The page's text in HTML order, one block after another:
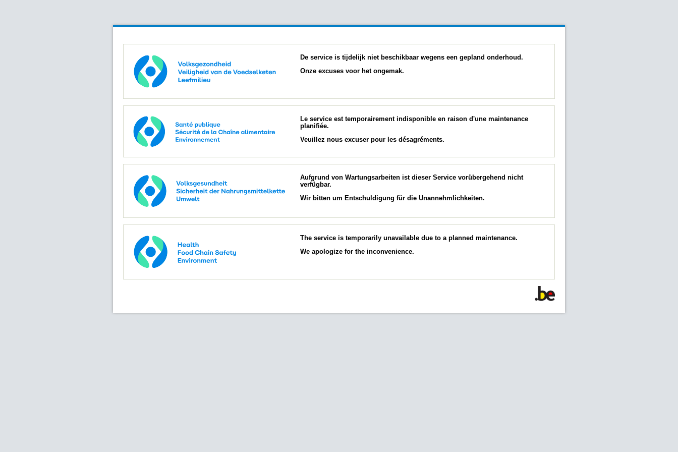
De service is tijdelijk niet beschikbaar wegens een gepland onderhoud.
Onze excuses voor het ongemak.
Le service est temporairement indisponible en raison d'une maintenance
planifiée.
Veuillez nous excuser pour les désagréments.
Aufgrund von Wartungsarbeiten ist dieser Service vorübergehend nicht
verfügbar.
Wir bitten um Entschuldigung für die Unannehmlichkeiten.
The service is temporarily unavailable due to a planned maintenance.
We apologize for the inconvenience.